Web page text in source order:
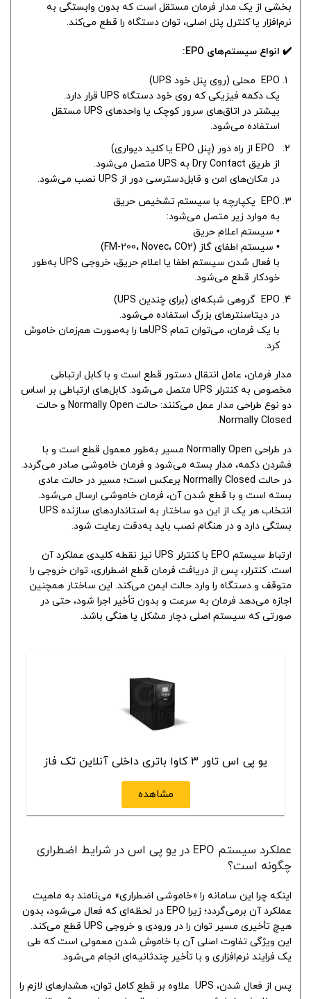
بخشی از یک مدار فرمان مستقل است که بدون وابستگی به
نرم‌افزار یا کنترل پنل اصلی، توان دستگاه را قطع می‌کند.
✔️ انواع سیستم‌های EPO:
EPO محلی (روی پنل خود UPS)
یک دکمه فیزیکی که روی خود دستگاه UPS قرار دارد.
بیشتر در اتاق‌های سرور کوچک یا واحدهای UPS مستقل
استفاده می‌شود.
از طریق Dry Contact به UPS متصل می‌شود.
در مکان‌های امن و قابل‌دسترسی دور از UPS نصب می‌شود.
EPO یکپارچه با سیستم تشخیص حریق
به موارد زیر متصل می‌شود:
• سیستم اعلام حریق
• سیستم اطفای گاز (FM-200، Novec، CO2)
با فعال شدن سیستم اطفا یا اعلام حریق، خروجی UPS به‌طور
خودکار قطع می‌شود.
EPO گروهی شبکه‌ای (برای چندین UPS)
در دیتاسنترهای بزرگ استفاده می‌شود.
با یک فرمان، می‌توان تمام UPSها را به‌صورت هم‌زمان خاموش
کرد.
مدار فرمان، عامل انتقال دستور قطع است و با کابل ارتباطی
مخصوص به کنترلر UPS متصل می‌شود. کابل‌های ارتباطی بر اساس
دو نوع طراحی مدار عمل می‌کنند: حالت Normally Open و حالت
Normally Closed.
در طراحی Normally Open مسیر به‌طور معمول قطع است و با
فشردن دکمه، مدار بسته می‌شود و فرمان خاموشی صادر می‌گردد.
در حالت Normally Closed برعکس است؛ مسیر در حالت عادی
بسته است و با قطع شدن آن، فرمان خاموشی ارسال می‌شود.
انتخاب هر یک از این دو ساختار به استانداردهای سازنده UPS
بستگی دارد و در هنگام نصب باید به‌دقت رعایت شود.
ارتباط سیستم EPO با کنترلر UPS نیز نقطه کلیدی عملکرد آن
است. کنترلر، پس از دریافت فرمان قطع اضطراری، توان خروجی را
متوقف و دستگاه را وارد حالت ایمن می‌کند. این ساختار همچنین
اجازه می‌دهد فرمان به سرعت و بدون تأخیر اجرا شود، حتی در
صورتی که سیستم اصلی دچار مشکل یا هنگی باشد.
یو پی اس تاور 3 کاوا باتری داخلی آنلاین تک فاز
مشاهده
عملکرد سیستم EPO در یو پی اس در شرایط اضطراری
چگونه است؟
اینکه چرا این سامانه را «خاموشی اضطراری» می‌نامند به ماهیت
عملکرد آن برمی‌گردد؛ زیرا EPO در لحظه‌ای که فعال می‌شود، بدون
هیچ تأخیری مسیر توان را در ورودی و خروجی UPS قطع می‌کند.
این ویژگی تفاوت اصلی آن با خاموش شدن معمولی است که طی
یک فرایند نرم‌افزاری و با تأخیر چندثانیه‌ای انجام می‌شود.
پس از فعال شدن، UPS علاوه بر قطع کامل توان، هشدارهای لازم را